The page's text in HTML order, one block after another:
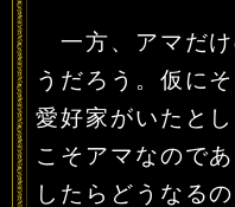
一方、アマだけ
うだろう。仮に
愛好家がいたと
こそアマなので
したらどうなる